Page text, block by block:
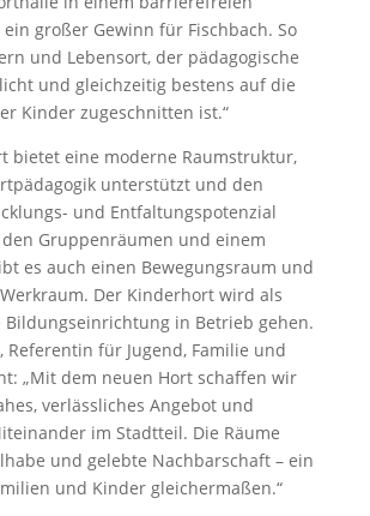
großer Gewinn für Fischbach. So
und Lebensort, der pädagogische
und gleichzeitig bestens auf die
Kinder zugeschnitten ist.“
bietet eine moderne Raumstruktur,
unterstützt und den
und Entfaltungspotenzial
Gruppenräumen und einem
es auch einen Bewegungsraum und
Der Kinderhort wird als
Bildungseinrichtung in Betrieb gehen.
Referentin für Jugend, Familie und
„Mit dem neuen Hort schaffen wir
verlässliches Angebot und
im Stadtteil. Die Räume
und gelebte Nachbarschaft – ein
und Kinder gleichermaßen.“